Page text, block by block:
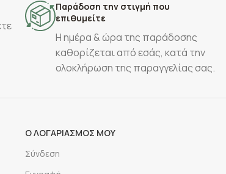
Παράδοση την στιγμή που
επιθυμείτε
Η ημέρα & ώρα της παράδοσης
καθορίζεται από εσάς, κατά την
ολοκλήρωση της παραγγελίας σας.
Ο ΛΟΓΑΡΙΑΣΜΟΣ ΜΟΥ
Σύνδεση